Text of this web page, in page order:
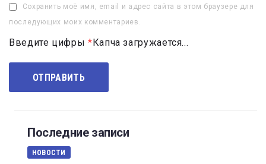
Сохранить моё имя, email и адрес сайта в этом браузере для
последующих моих комментариев.
Введите цифры * Капча загружается...
Последние записи
НОВОСТИ